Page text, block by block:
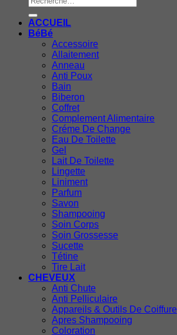
pour :
ACCUEIL
BéBé
Accessoire
Allaitement
Anneau
Anti Poux
Bain
Biberon
Coffret
Complement Alimentaire
Créme De Change
Eau De Toilette
Gel
Lait De Toilette
Lingette
Liniment
Parfum
Savon
Shampooing
Soin Corps
Soin Grossesse
Sucette
Tétine
Tire Lait
CHEVEUX
Anti Chute
Anti Pelliculaire
Appareils & Outils De Coiffure
Apres Shampooing
Coloration